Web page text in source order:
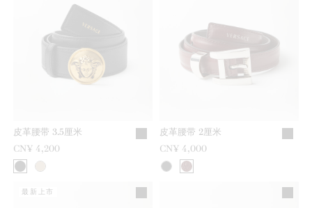
皮革腰带 3.5厘米
CN¥ 4,200
皮革腰带 2厘米
CN¥ 4,000
最新上市